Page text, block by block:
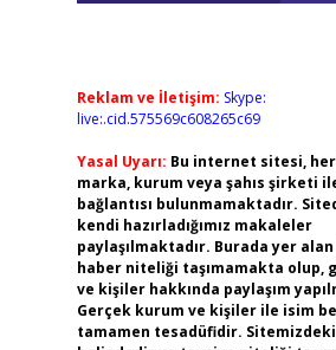
Reklam ve İletişim: Skype:
live:.cid.575569c608265c69
Yasal Uyarı: Bu internet sitesi,
marka, kurum veya şahıs şirketi
bağlantısı bulunmamaktadır.
kendi hazırladığımız makaleler
paylaşılmaktadır. Burada yer
haber niteliği taşımamakta olup,
ve kişiler hakkında paylaşım
Gerçek kurum ve kişiler ile isim
tamamen tesadüfidir.